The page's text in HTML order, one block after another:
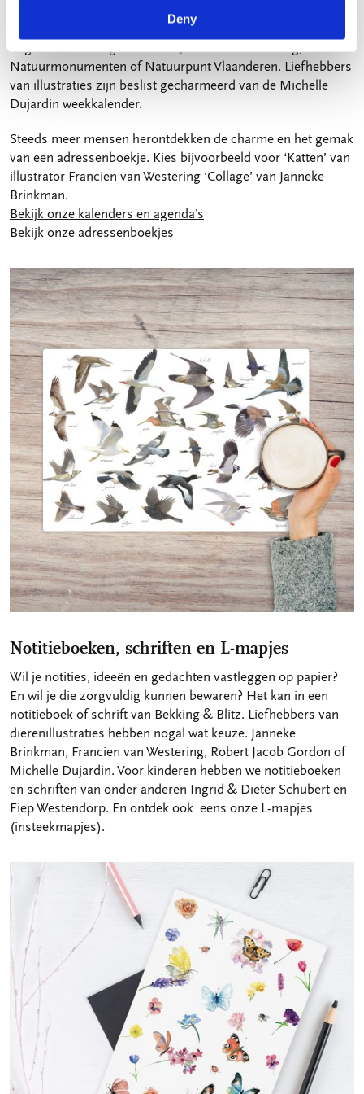
Deny
voor een kalender die we ontwikkelden met
Natuurmonumenten of Natuurpunt Vlaanderen. Liefhebbers
van illustraties zijn beslist gecharmeerd van de Michelle
Dujardin weekkalender.
Steeds meer mensen herontdekken de charme en het gemak
van een adressenboekje. Kies bijvoorbeeld voor ‘Katten’ van
illustrator Francien van Westering ‘Collage’ van Janneke
Brinkman.
Bekijk onze kalenders en agenda’s
Bekijk onze adressenboekjes
Notitieboeken, schriften en L-mapjes
Wil je notities, ideeën en gedachten vastleggen op papier?
En wil je die zorgvuldig kunnen bewaren? Het kan in een
notitieboek of schrift van Bekking & Blitz. Liefhebbers van
dierenillustraties hebben nogal wat keuze. Janneke
Brinkman, Francien van Westering, Robert Jacob Gordon of
Michelle Dujardin. Voor kinderen hebben we notitieboeken
en schriften van onder anderen Ingrid & Dieter Schubert en
Fiep Westendorp. En ontdek ook eens onze L-mapjes
(insteekmapjes).